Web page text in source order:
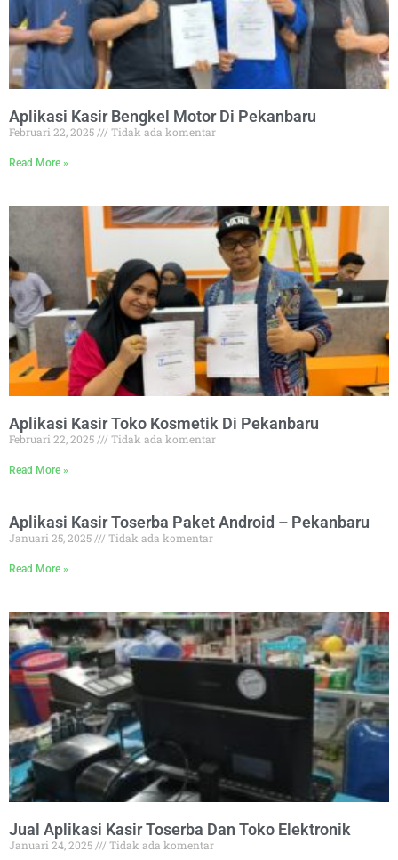
Aplikasi Kasir Bengkel Motor Di Pekanbaru
Februari 22, 2025 Tidak ada komentar
Read More »
Aplikasi Kasir Toko Kosmetik Di Pekanbaru
Februari 22, 2025 Tidak ada komentar
Read More »
Aplikasi Kasir Toserba Paket Android – Pekanbaru
Januari 25, 2025 Tidak ada komentar
Read More »
Jual Aplikasi Kasir Toserba Dan Toko Elektronik
Januari 24, 2025 Tidak ada komentar